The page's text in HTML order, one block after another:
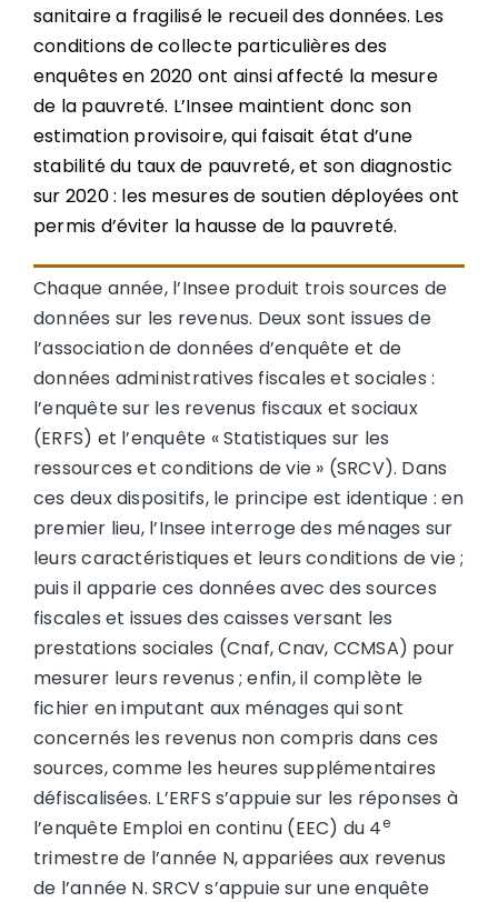
sanitaire a fragilisé le recueil des données. Les
conditions de collecte particulières des
enquêtes en 2020 ont ainsi affecté la mesure
de la pauvreté. L’Insee maintient donc son
estimation provisoire, qui faisait état d’une
stabilité du taux de pauvreté, et son diagnostic
sur 2020 : les mesures de soutien déployées ont
permis d’éviter la hausse de la pauvreté.
Chaque année, l’Insee produit trois sources de
données sur les revenus. Deux sont issues de
l’association de données d’enquête et de
données administratives fiscales et sociales :
l’enquête sur les revenus fiscaux et sociaux
(ERFS) et l’enquête « Statistiques sur les
ressources et conditions de vie » (SRCV). Dans
ces deux dispositifs, le principe est identique : en
premier lieu, l’Insee interroge des ménages sur
leurs caractéristiques et leurs conditions de vie ;
puis il apparie ces données avec des sources
fiscales et issues des caisses versant les
prestations sociales (Cnaf, Cnav, CCMSA) pour
mesurer leurs revenus ; enfin, il complète le
fichier en imputant aux ménages qui sont
concernés les revenus non compris dans ces
sources, comme les heures supplémentaires
défiscalisées. L’ERFS s’appuie sur les réponses à
l’enquête Emploi en continu (EEC) du 4e
trimestre de l’année N, appariées aux revenus
de l’année N. SRCV s’appuie sur une enquête